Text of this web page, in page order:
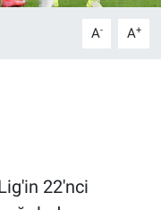
A- A+
22'nci